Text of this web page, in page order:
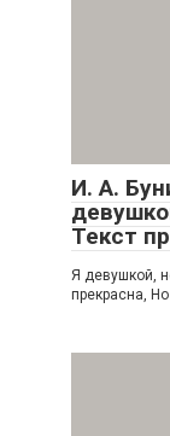
И. А.
Текст
Я девушкой,
прекрасна,